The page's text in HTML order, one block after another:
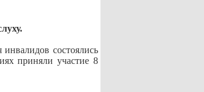
состоялись
приняли участие 8